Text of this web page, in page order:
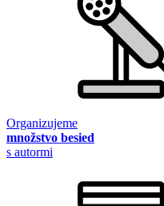
Organizujeme
množstvo besied
s autormi